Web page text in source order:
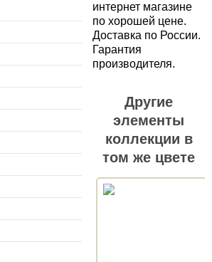
интернет магазине
по хорошей цене.
Доставка по России.
Гарантия
производителя.
Другие
элементы
коллекции в
том же цвете